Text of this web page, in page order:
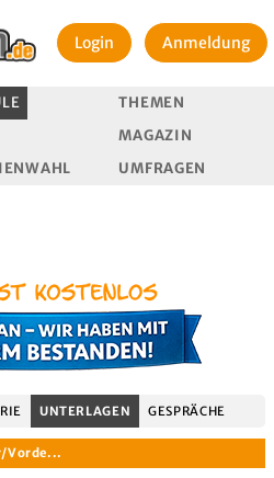
Login Anmeldung
THEMEN
MAGAZIN
UMFRAGEN
UNTERLAGEN GESPRÄCHE